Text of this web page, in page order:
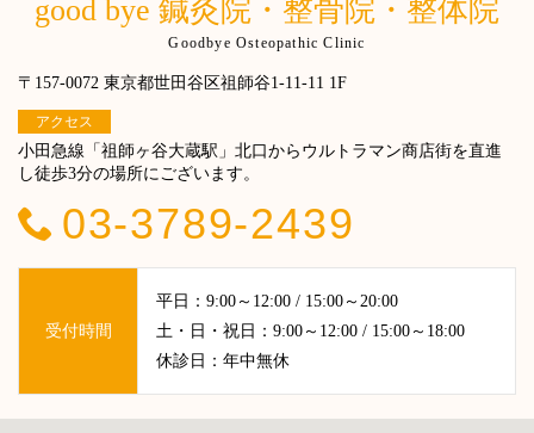
good bye 鍼灸院・整骨院・整体院
Goodbye Osteopathic Clinic
〒157-0072 東京都世田谷区祖師谷1-11-11 1F
アクセス
小田急線「祖師ヶ谷大蔵駅」北口からウルトラマン商店街を直進
し徒歩3分の場所にございます。
03-3789-2439
受付時間
平日：9:00～12:00 / 15:00～20:00
土・日・祝日：9:00～12:00 / 15:00～18:00
休診日：年中無休